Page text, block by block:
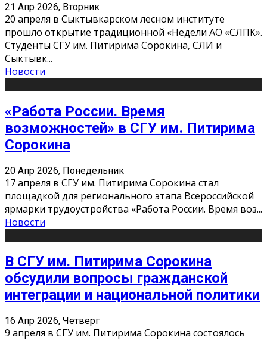
21 Апр 2026, Вторник
20 апреля в Сыктывкарском лесном институте
прошло открытие традиционной «Недели АО «СЛПК».
Студенты СГУ им. Питирима Сорокина, СЛИ и
Сыктывк...
Новости
«Работа России. Время
возможностей» в СГУ им. Питирима
Сорокина
20 Апр 2026, Понедельник
17 апреля в СГУ им. Питирима Сорокина стал
площадкой для регионального этапа Всероссийской
ярмарки трудоустройства «Работа России. Время воз...
Новости
В СГУ им. Питирима Сорокина
обсудили вопросы гражданской
интеграции и национальной политики
16 Апр 2026, Четверг
9 апреля в СГУ им. Питирима Сорокина состоялось